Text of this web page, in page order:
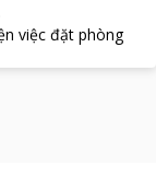
việc đặt phòng